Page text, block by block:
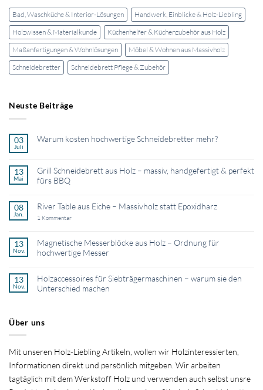
Bad, Waschküche & Interior-Lösungen
Handwerk, Einblicke & Holz-Liebling
Holzwissen & Materialkunde
Küchenhelfer & Küchenzubehör aus Holz
Maßanfertigungen & Wohnlösungen
Möbel & Wohnen aus Massivholz
Schneidebretter
Schneidebrett Pflege & Zubehör
Neuste Beiträge
03
Juli
Warum kosten hochwertige Schneidebretter mehr?
Warum
kosten
hochwertige
13
Mai
Grill Schneidebrett aus Holz – massiv, handgefertigt & perfekt
fürs BBQ
zu
Schneidebrett
–
massiv,
handgefertigt
fürs
BBQ
08
Jan.
River Table aus Eiche – Massivholz statt Epoxidharz
1 Kommentarzu
aus
Eiche
–
Massivholz
13
Nov.
Magnetische Messerblöcke aus Holz – Ordnung für
hochwertige Messer
zu
Magnetische
Messerblöcke
für
13
Nov.
Holzaccessoires für Siebträgermaschinen – warum sie den
Unterschied machen
Holzaccessoires
für
sie
den
Unterschied
machen
Über uns
Mit unseren Holz-Liebling Artikeln, wollen wir Holzinteressierten,
Informationen direkt und persönlich mitgeben. Wir arbeiten
tagtäglich mit dem Werkstoff Holz und verwenden auch selbst unsre